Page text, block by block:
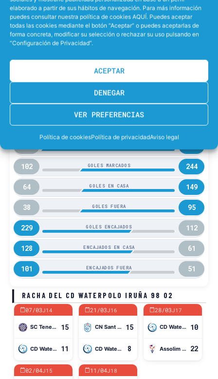
elaborado a partir de sus hábitos de navegación. Para más información
puedes consultar nuestra política de cookies AQUÍ. Puedes aceptar
todas las cookies mediante el botón “Aceptar” o puedes aceptarlas de
forma concreta, modificar su selección o rechazar su uso pulsando en
“Configuración de Privacidad”.
ACEPTAR
DENEGAR
VER PREFERENCIAS
Política de cookiesPolítica de privacidadAviso legal
14 T. Prentice
IRU SAB
13 PARTIDOS JUGADOS 14
0 PARTIDOS GANADOS 13
0 GANADOS EN CASA 8
102 GOLES MARCADOS 244
64 GOLES EN CASA 149
38 GOLES FUERA 95
229 GOLES ENCAJADOS 112
128 ENCAJADOS EN CASA 61
101 ENCAJADOS FUERA 51
RACHA DEL CD WATERPOLO IRUÑA 98 02
07/03J14
SC Tenerife Echeyde 15
CD Waterpolo Iruña 98 02 11
21/03J16
CN Sant Feliu 15
CD Waterpolo Iruña 98 02 8
28/03J17
CD Waterpolo Iruña 98 02 10
Assolim CN Mataró 22
02/04J15 11/04J18